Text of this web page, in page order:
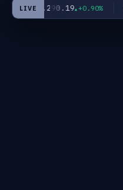
LIVE
XAU/USD4,290.19 +0.90%